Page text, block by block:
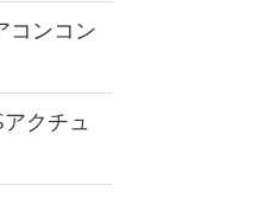
ンコン
クチュ